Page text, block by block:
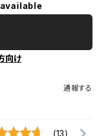
向け
通報する
(13)